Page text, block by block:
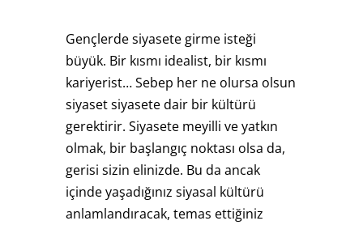
Gençlerde siyasete girme isteği
büyük. Bir kısmı idealist, bir kısmı
kariyerist… Sebep her ne olursa olsun
siyaset siyasete dair bir kültürü
gerektirir. Siyasete meyilli ve yatkın
olmak, bir başlangıç noktası olsa da,
gerisi sizin elinizde. Bu da ancak
içinde yaşadığınız siyasal kültürü
anlamlandıracak, temas ettiğiniz